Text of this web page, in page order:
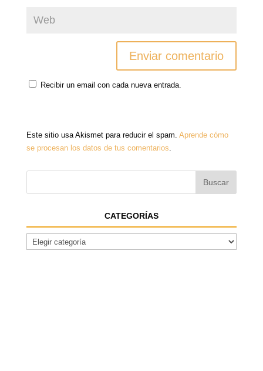
Recibir un email con cada nueva entrada.
Este sitio usa Akismet para reducir el spam. Aprende cómo
se procesan los datos de tus comentarios.
CATEGORÍAS